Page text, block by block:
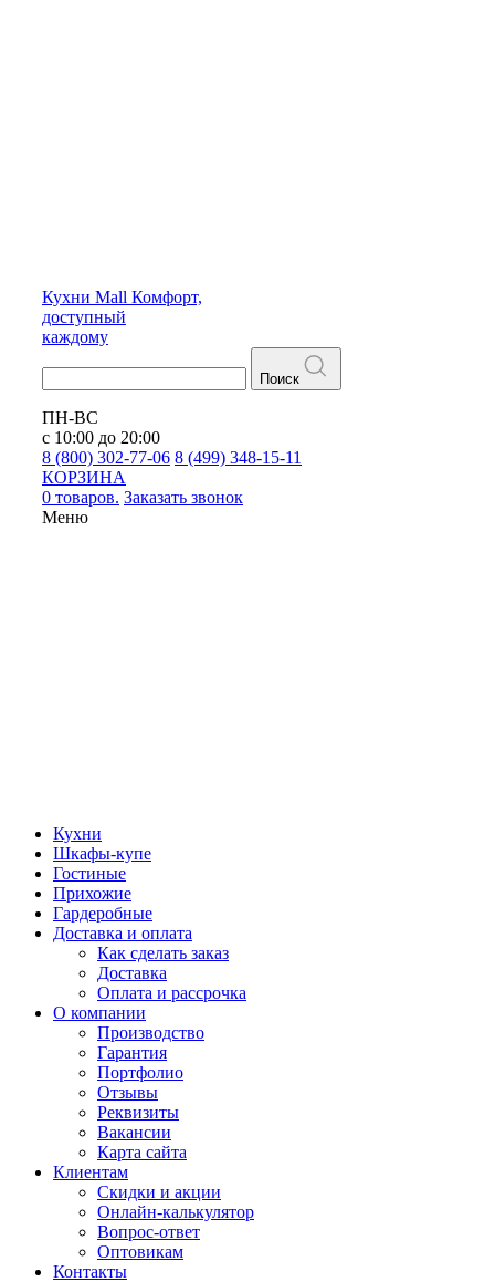
Кухни Mall Комфорт,
доступный
каждому
Поиск
ПН-ВС
с 10:00 до 20:00
8 (800) 302-77-06 8 (499) 348-15-11
КОРЗИНА
0 товаров. Заказать звонок
Меню
Кухни
Шкафы-купе
Гостиные
Прихожие
Гардеробные
Доставка и оплата
Как сделать заказ
Доставка
Оплата и рассрочка
О компании
Производство
Гарантия
Портфолио
Отзывы
Реквизиты
Вакансии
Карта сайта
Клиентам
Скидки и акции
Онлайн-калькулятор
Вопрос-ответ
Оптовикам
Контакты